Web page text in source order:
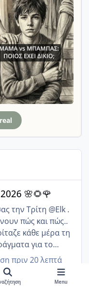
🌸🌻🌹
την Τρίτη @Elk .
πώς και πώς..
κάθε μέρα τη
για το
όλα πάνω στον
😂 να περάσετε
είστε 5 😊
πριν 20 λεπτά
2026 Menu